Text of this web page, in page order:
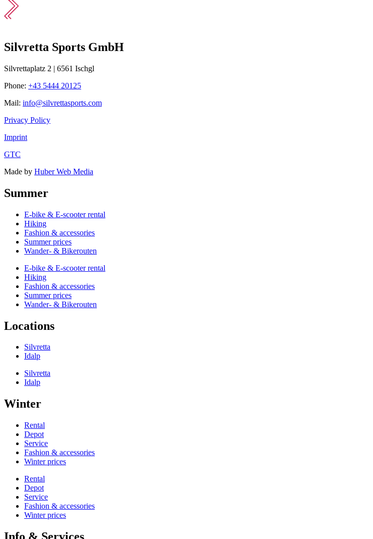
Silvretta Sports GmbH
Silvrettaplatz 2 | 6561 Ischgl
Phone: +43 5444 20125
Mail: info@silvrettasports.com
Privacy Policy
Imprint
GTC
Made by Huber Web Media
Summer
E-bike & E-scooter rental
Hiking
Fashion & accessories
Summer prices
Wander- & Bikerouten
E-bike & E-scooter rental
Hiking
Fashion & accessories
Summer prices
Wander- & Bikerouten
Locations
Silvretta
Idalp
Silvretta
Idalp
Winter
Rental
Depot
Service
Fashion & accessories
Winter prices
Rental
Depot
Service
Fashion & accessories
Winter prices